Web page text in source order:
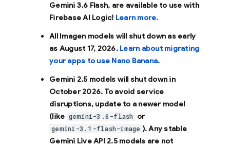
Gemini 3.6 Flash, are available to use with
Firebase AI Logic! Learn more.
All Imagen models will shut down as early
as August 17, 2026. Learn about migrating
your apps to use Nano Banana.
Gemini 2.5 models will shut down in
October 2026. To avoid service
disruptions, update to a newer model
(like gemini-3.6-flash or
gemini-3.1-flash-image ). Any stable
Gemini Live API 2.5 models are not